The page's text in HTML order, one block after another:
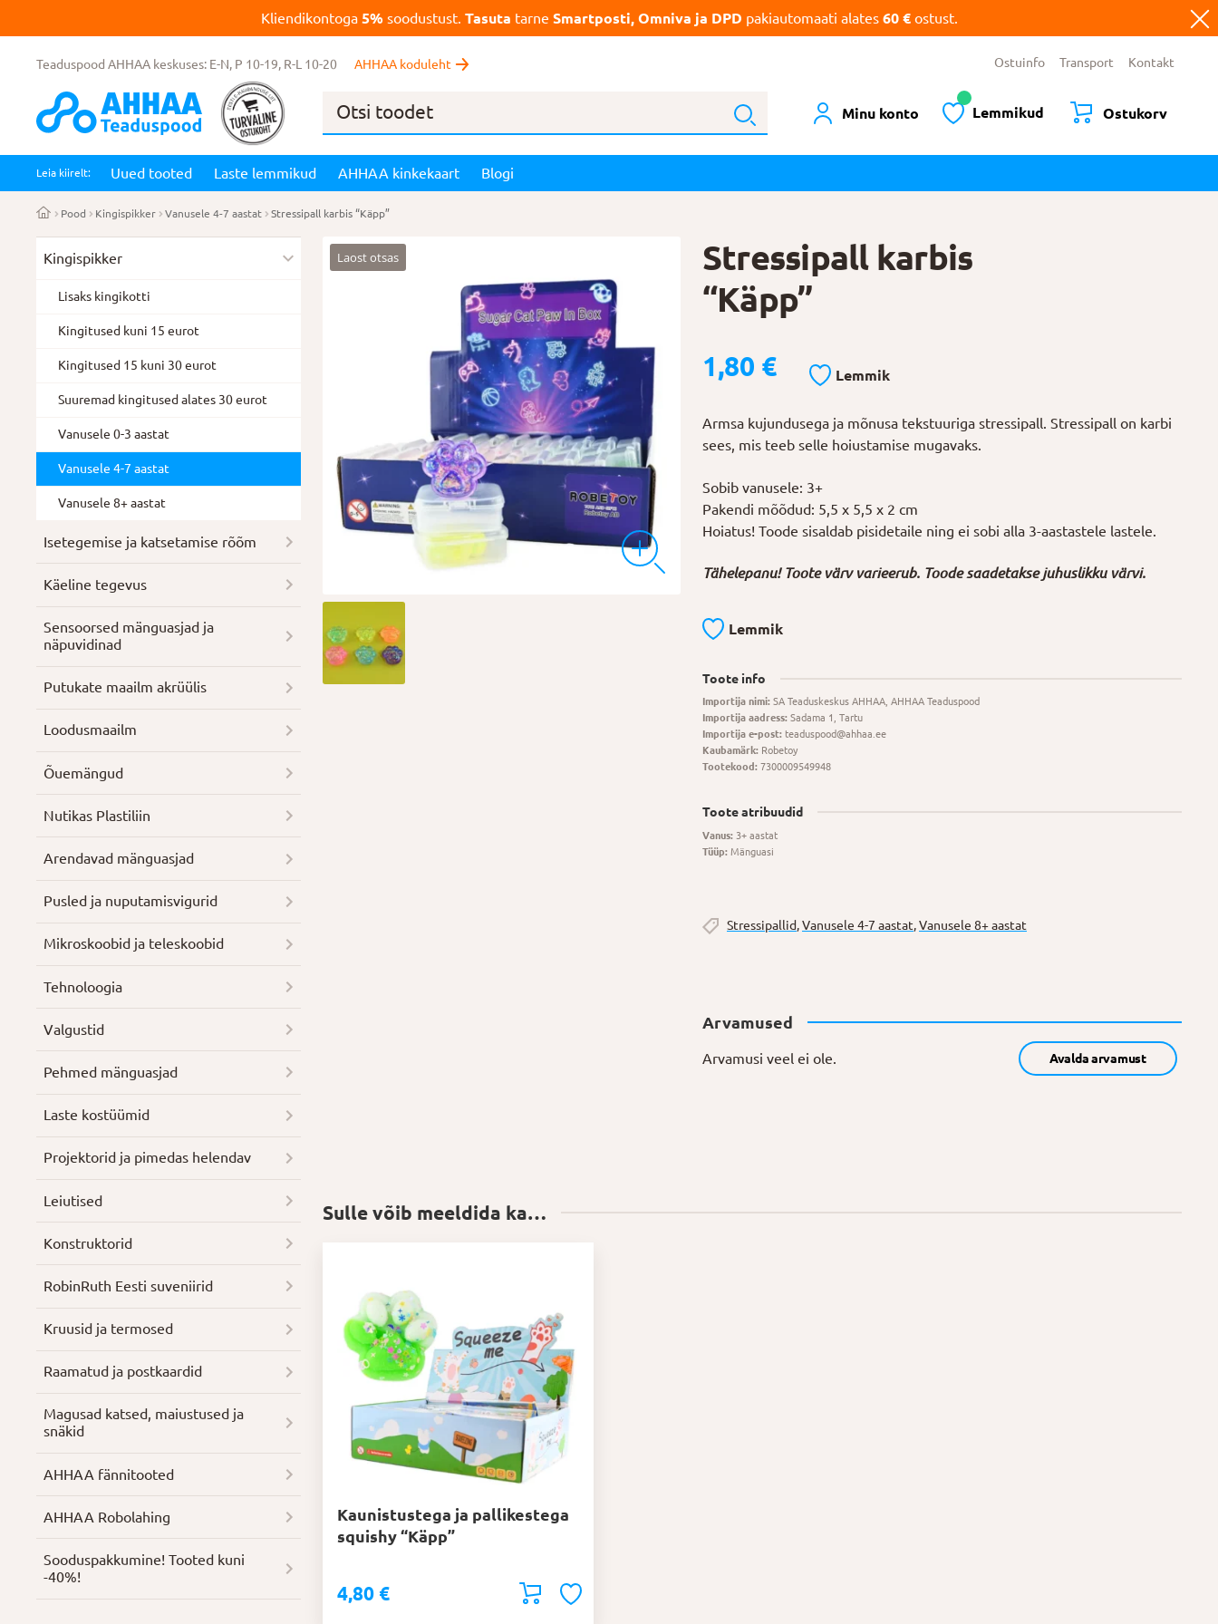
Kliendikontoga5% soodustust. Tasuta tarne Smartposti, Omniva ja DPD pakiautomaati alates 60 € ostust.
Teaduspood AHHAA keskuses: E-N, P 10-19, R-L 10-20 AHHAA koduleht Ostuinfo Transport Kontakt
Products
Minu konto Lemmikud Ostukorv
Leia kiirelt: Uued tooted Laste lemmikud AHHAA kinkekaart Blogi
Pood Kingispikker Vanusele 4-7 aastat Stressipall karbis “Käpp”
Laost otsas
Stressipall karbis
“Käpp”
1,80 € Lemmik
Armsa kujundusega ja mõnusa tekstuuriga stressipall. Stressipall on karbi
sees, mis teeb selle hoiustamise mugavaks.
Sobib vanusele: 3+
Pakendi mõõdud: 5,5 x 5,5 x 2 cm
Hoiatus! Toode sisaldab pisidetaile ning ei sobi alla 3-aastastele lastele.
Tähelepanu! Toote värv varieerub. Toode saadetakse juhuslikku värvi.
Lemmik
Toote info
Importija nimi:SA Teaduskeskus AHHAA, AHHAA Teaduspood
Importija aadress:Sadama 1, Tartu
Importija e-post:teaduspood@ahhaa.ee
Kaubamärk:Robetoy
Tootekood:7300009549948
Toote atribuudid
Vanus:3+ aastat
Tüüp:Mänguasi
Stressipallid,Vanusele 4-7 aastat,Vanusele 8+ aastat
Arvamused
Arvamusi veel ei ole. Avalda arvamust
Sulle võib meeldida ka…
Kaunistustega ja pallikestega
squishy “Käpp”
4,80 €
Kingispikker
Lisaks kingikotti
Kingitused kuni 15 eurot
Kingitused 15 kuni 30 eurot
Suuremad kingitused alates 30 eurot
Vanusele 0-3 aastat
Vanusele 4-7 aastat
Vanusele 8+ aastat
Isetegemise ja katsetamise rõõm
Käeline tegevus
Sensoorsed mänguasjad ja
näpuvidinad
Putukate maailm akrüülis
Loodusmaailm
Õuemängud
Nutikas Plastiliin
Arendavad mänguasjad
Pusled ja nuputamisvigurid
Mikroskoobid ja teleskoobid
Tehnoloogia
Valgustid
Pehmed mänguasjad
Laste kostüümid
Projektorid ja pimedas helendav
Leiutised
Konstruktorid
RobinRuth Eesti suveniirid
Kruusid ja termosed
Raamatud ja postkaardid
Magusad katsed, maiustused ja
snäkid
AHHAA fännitooted
AHHAA Robolahing
Soodus­pakkumine! Tooted kuni
-40%!